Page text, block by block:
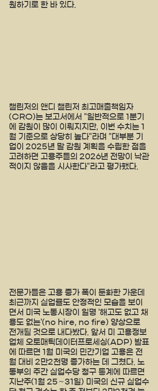
원하기로 한 바 있다.
챌린저의 앤디 챌린저 최고매출책임자
(CRO)는 보고서에서 "일반적으로 1분기
에 감원이 많이 이뤄지지만, 이번 수치는 1
월 기준으로 상당히 높다"라며 "대부분 기
업이 2025년 말 감원 계획을 수립한 점을
고려하면 고용주들의 2026년 전망이 낙관
적이지 않음을 시사한다"라고 평가했다.
전문가들은 고용 증가 폭이 둔화한 가운데
최근까지 실업률도 안정적인 모습을 보이
면서 미국 노동시장이 일명 '해고도 없고 채
용도 없는'(no hire, no fire) 양상으로
전개될 것으로 내다봤다. 앞서 미 고용정보
업체 오토매틱데이터프로세싱(ADP) 발표
에 따르면 1월 미국의 민간기업 고용은 전
월 대비 2만2천명 증가하는 데 그쳤다. 노
동부의 주간 실업수당 청구 통계에 따르면
지난주(1월 25∼31일) 미국의 신규 실업수